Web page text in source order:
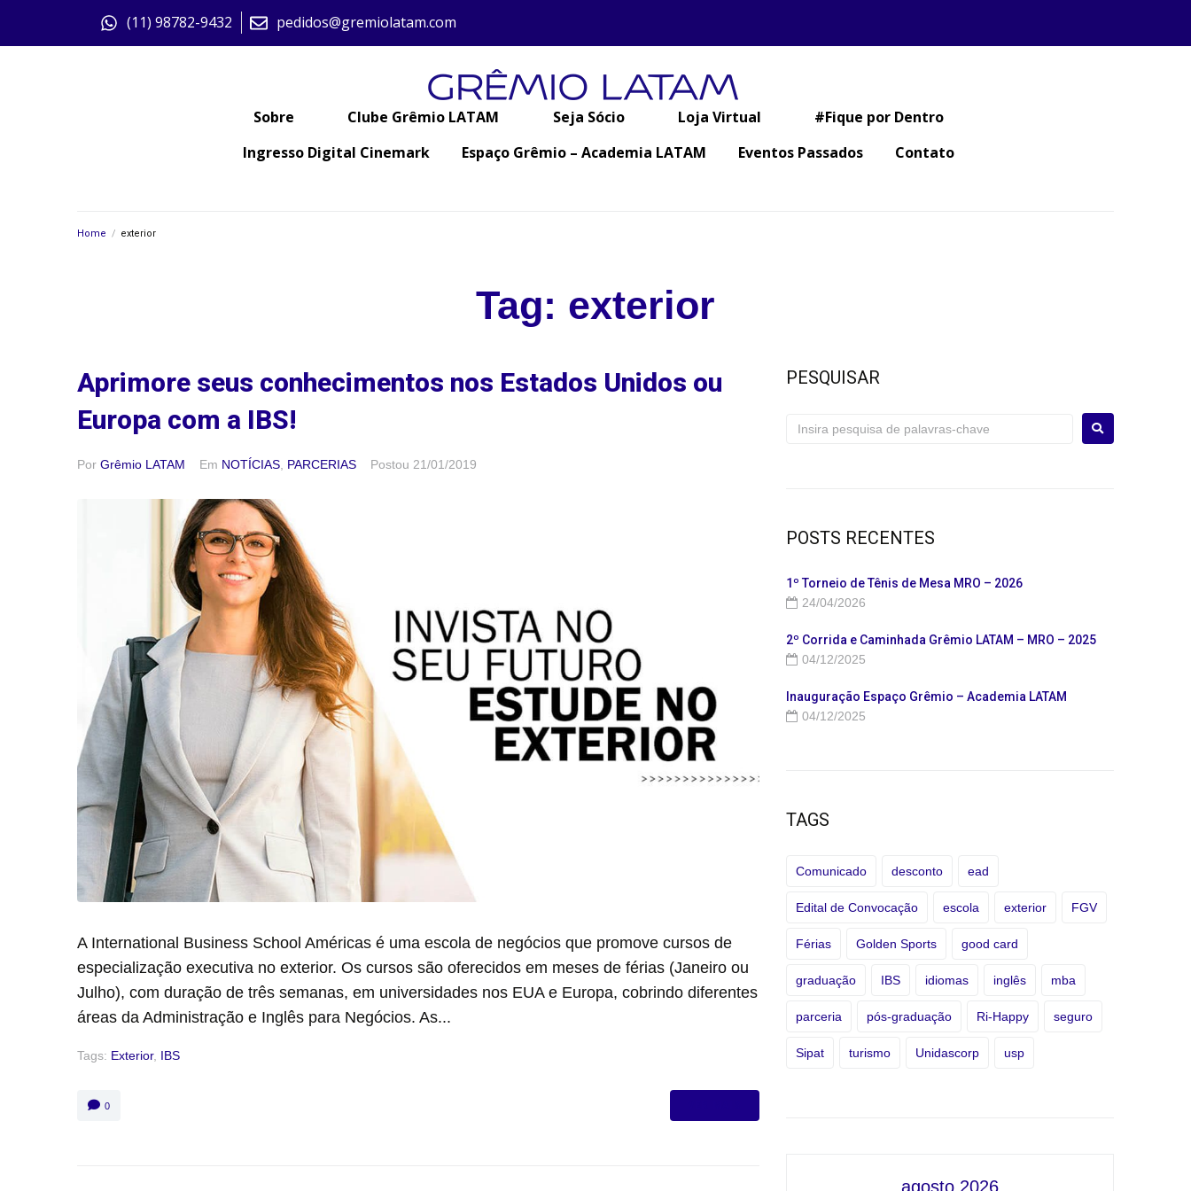
(11) 98782-9432 pedidos@gremiolatam.com
Sobre Clube Grêmio LATAM Seja Sócio Loja Virtual
#Fique por Dentro
Ingresso Digital Cinemark
Espaço Grêmio – Academia LATAM Eventos Passados Contato
Home / exterior
Tag: exterior
Aprimore seus conhecimentos nos Estados Unidos ou
Europa com a IBS!
Por Grêmio LATAM Em NOTÍCIAS, PARCERIAS Postou 21/01/2019
A International Business School Américas é uma escola de negócios que promove cursos de
especialização executiva no exterior. Os cursos são oferecidos em meses de férias (Janeiro ou
Julho), com duração de três semanas, em universidades nos EUA e Europa, cobrindo diferentes
áreas da Administração e Inglês para Negócios. As...
Tags: Exterior, IBS
0
PESQUISAR
POSTS RECENTES
1º Torneio de Tênis de Mesa MRO – 2026
24/04/2026
2º Corrida e Caminhada Grêmio LATAM – MRO – 2025
04/12/2025
Inauguração Espaço Grêmio – Academia LATAM
04/12/2025
TAGS
Comunicado desconto ead
Edital de Convocação escola exterior FGV
Férias Golden Sports good card
graduação IBS idiomas inglês mba
parceria pós-graduação Ri-Happy seguro
Sipat turismo Unidascorp usp
agosto 2026